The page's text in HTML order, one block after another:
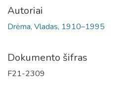
Autoriai
Drėma, Vladas, 1910–1995
Dokumento šifras
F21-2309